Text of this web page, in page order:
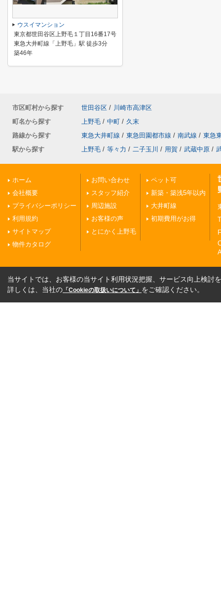
ウスイマンション
東京都世田谷区上野毛１丁目16番17号
東急大井町線「上野毛」駅 徒歩3分
築46年
市区町村から探す 世田谷区 / 川崎市高津区
町名から探す
上野毛 / 中町 / 久末
路線から探す
東急大井町線 / 東急田園都市線 / 南武線 / 東急
駅から探す
上野毛 / 等々力 / 二子玉川 / 用賀 / 武蔵中原 /
ホーム
会社概要
プライバシーポリシー
利用規約
サイトマップ
物件カタログ
お問い合わせ
スタッフ紹介
周辺施設
お客様の声
とにかく上野毛
ペット可
新築・築浅5年以内
大井町線
初期費用がお得
当サイトでは、お客様の当サイト利用状況把握、サービス向上検討
詳しくは、当社の 「Cookieの取扱いについて」 をご確認ください。